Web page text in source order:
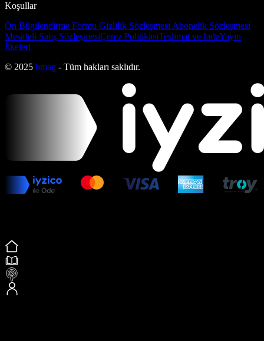
Koşullar
Ön Bilgilendirme Formu Gizlilik Sözleşmesi Abonelik Sözleşmesi
Mesafeli Satış SözleşmesiÇerez PolitikasıTeslimat ve İadeYayın
İlkeleri
© 2025 bmag - Tüm hakları saklıdır.